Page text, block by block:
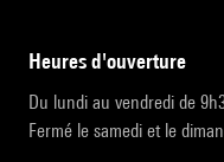
heures d'ouverture
Du lundi au vendredi de
Fermé le samedi et le